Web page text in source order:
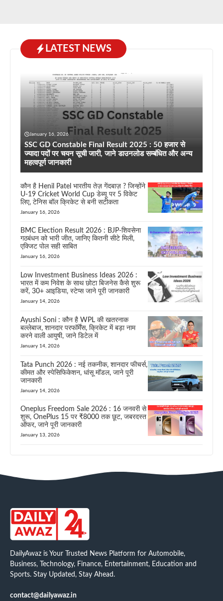
LATEST NEWS
January 16, 2026
SSC GD Constable Final Result 2025 : 50 हजार से
ज्यादा पदों पर चयन सूची जारी, जाने डाउनलोड सम्बंधित और अन्य
महत्वपूर्ण जानकारी
कौन है Henil Patel भारतीय तेज़ गेंदबाज़ ? जिन्होंने
U-19 Cricket World Cup डेब्यू पर 5 विकेट
लिए, टेनिस बॉल क्रिकेट से बनी सटीकता
January 16, 2026
BMC Election Result 2026 : BJP-शिवसेना
गठबंधन को भारी जीत, जानिए कितनी सीटे मिली,
एक्जिट पोल सही साबित
January 16, 2026
Low Investment Business Ideas 2026 :
भारत में कम निवेश के साथ छोटा बिजनेस कैसे शुरू
करें, 30+ आइडिया, स्टेप्स जाने पूरी जानकारी
January 14, 2026
Ayushi Soni : कौन है WPL की खतरनाक
बल्लेबाज, शानदार परफॉर्मेंस, क्रिकेट में बड़ा नाम
करने वाली आयुषी, जाने डिटेल में
January 14, 2026
Tata Punch 2026 : नई तकनीक, शानदार फीचर्स,
कीमत और स्पेसिफिकेशन, धांसू मॉडल, जाने पूरी
जानकारी
January 14, 2026
Oneplus Freedom Sale 2026 : 16 जनवरी से
शुरू, OnePlus 15 पर ₹8000 तक छूट, जबरदस्त
ऑफर, जाने पूरी जानकारी
January 13, 2026
DailyAwaz is Your Trusted News Platform for Automobile,
Business, Technology, Finance, Entertainment, Education and
Sports. Stay Updated, Stay Ahead.
contact@dailyawaz.in